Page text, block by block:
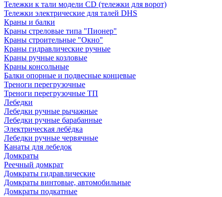
Тележки к тали модели CD (тележки для ворот)
Тележки электрические для талей DHS
Краны и балки
Краны стреловые типа "Пионер"
Краны строительные "Окно"
Краны гидравлические ручные
Краны ручные козловые
Краны консольные
Балки опорные и подвесные концевые
Треноги перегрузочные
Треноги перегрузочные ТП
Лебедки
Лебедки ручные рычажные
Лебедки ручные барабанные
Электрическая лебёдка
Лебедки ручные червячные
Канаты для лебедок
Домкраты
Реечный домкрат
Домкраты гидравлические
Домкраты винтовые, автомобильные
Домкраты подкатные